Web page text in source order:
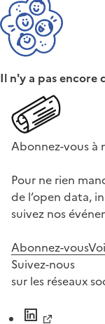
Il n'y a pas encore
Abonnez-vous
Pour ne rien
de l’open data,
suivez nos
Abonnez-vous
Suivez-nous
sur les réseaux